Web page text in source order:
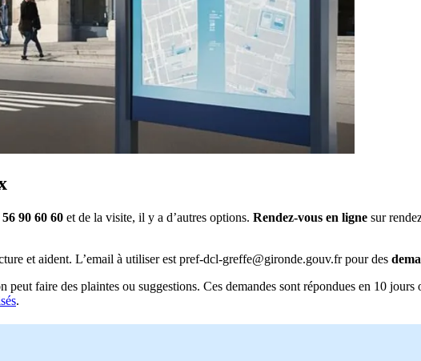
56 90 60 60 et de la visite, il y a d’autres options. Rendez-vous en ligne sur
et aident. L’email à utiliser est pref-dcl-greffe@gironde.gouv.fr pour des
faire des plaintes ou suggestions. Ces demandes sont répondues en 10 jours
.